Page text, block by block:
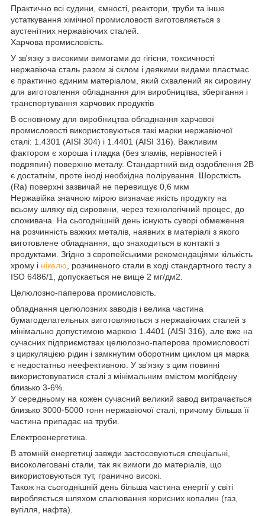
Практично всі судини, ємності, реактори, труби та інше
устаткування хімічної промисловості виготовляється з
аустенітних нержавіючих сталей.
Харчова промисловість.
У зв'язку з високими вимогами до гігієни, токсичності
нержавіюча сталь разом зі склом і деякими видами пластмас
є практично єдиним матеріалом, який схвалений як сировину
для виготовлення обладнання для виробництва, зберігання і
транспортування харчових продуктів
В основному для виробництва обладнання харчової
промисловості використовуються такі марки нержавіючої
сталі: 1.4301 (AISI 304) і 1.4401 (AISI 316). Важливим
фактором є хороша і гладка (без зламів, нерівностей і
подряпин) поверхню металу. Стандартний вид оздоблення 2B
є достатнім, проте іноді необхідна полірування. Шорсткість
(Ra) поверхні зазвичай не перевищує 0,6 мкм
Нержавійка значною мірою визначає якість продукту на
всьому шляху від сировини, через технологічний процес, до
споживача. На сьогоднішній день існують суворі обмеження
на розчинність важких металів, наявних в матеріалі з якого
виготовлене обладнання, що знаходиться в контакті з
продуктами. Згідно з європейськими рекомендаціями кількість
хрому і нікелю , розчиненого стали в ході стандартного тесту з
ISO 6486/1, допускається не вище 2 мг/дм2.
Целюлозно-паперова промисловість.
обладнання целюлозних заводів і велика частина
бумагоделательных виготовляються з нержавіючих сталей з
мінімально допустимою маркою 1.4401 (AISI 316), але вже на
сучасних підприємствах целюлозно-паперова промисловості
з циркуляцією рідин і замкнутим оборотним циклом ця марка
є недостатньо неефективною. У зв'язку з цим повинні
використовуватися сталі з мінімальним вмістом молібдену
близько 3-6%.
У середньому на кожен сучасний великий завод витрачається
близько 3000-5000 тонн нержавіючої сталі, причому більша її
частина припадає на труби.
Електроенергетика.
В атомній енергетиці завжди застосовуються спеціальні,
високолеговані стали, так як вимоги до матеріалів, що
використовуються тут, гранично високі.
Також на сьогоднішній день більша частина енергії у світі
виробляється шляхом спалювання корисних копалин (газ,
вугілля, нафта).